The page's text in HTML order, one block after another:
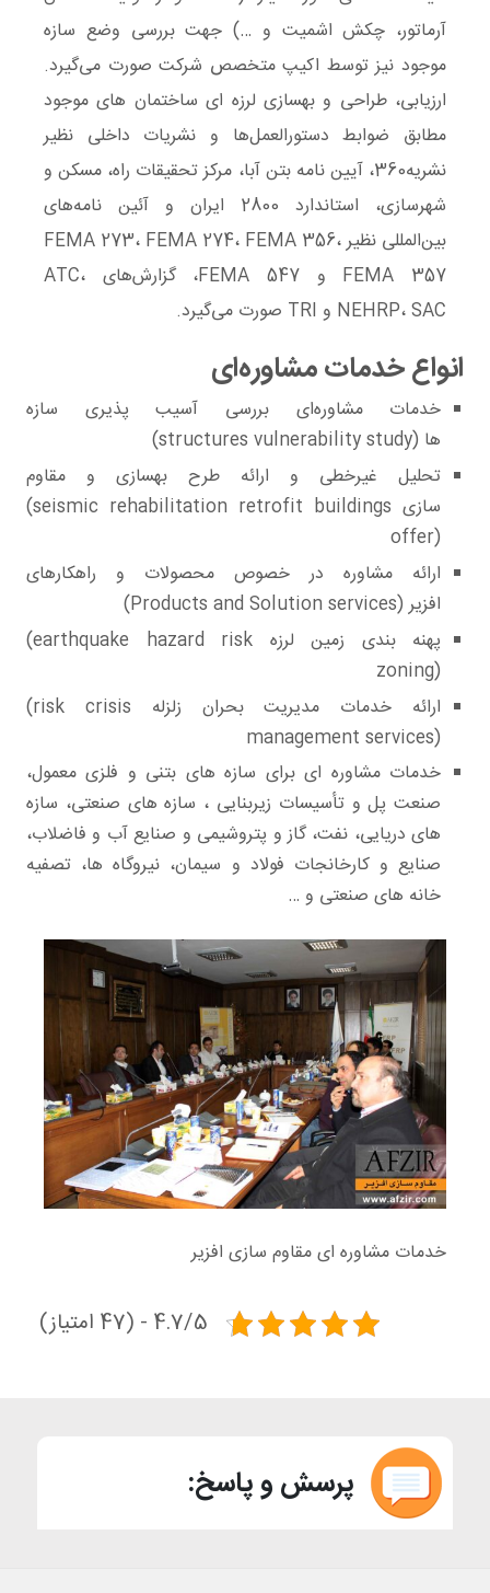
آرماتور، چکش اشمیت و …) جهت بررسی وضع سازه
موجود نیز توسط اکیپ متخصص شرکت صورت می‌گیرد.
ارزیابی، طراحی و بهسازی لرزه ای ساختمان های موجود
مطابق ضوابط دستورالعمل‌ها و نشریات داخلی نظیر
نشریه360، آیین نامه بتن آبا، مرکز تحقیقات راه، مسکن و
شهرسازی، استاندارد 2800 ایران و آئین نامه‌های
بین‌المللی نظیر FEMA 273، FEMA 274، FEMA 356،
FEMA 357 و FEMA 547، گزارش‌های ATC،
NEHRP، SAC و TRI صورت می‌گیرد.
انواع خدمات مشاوره‌ای
خدمات مشاوره‌ای ﺑﺮرﺳﯽ آﺳﯿﺐ ﭘﺬﯾﺮی ﺳﺎزه
ﻫﺎ (structures vulnerability study)
تحلیل غیرخطی و اراﺋﻪ ﻃﺮح ﺑﻬﺴﺎزی و مقاوم
سازی (seismic rehabilitation retrofit buildings
offer)
ارائه مشاوره در خصوص محصولات و راهکارهای
افزیر(Products and Solution services)
پهنه بندی زمین لرزه (earthquake hazard risk
zoning)
ارائه خدمات مدیریت بحران زلزله (risk crisis
management services)
خدمات مشاوره ای برای سازه های بتنی و فلزی معمول،
صنعت پل و تأسیسات زیربنایی ، سازه های صنعتی، سازه
های دریایی، نفت، گاز و پتروشیمی و صنایع آب و فاضلاب،
صنایع و کارخانجات فولاد و سیمان، نیروگاه ها، تصفیه
خانه های صنعتی و …
خدمات مشاوره ای مقاوم سازی افزیر
4.7/5 - (47 امتیاز)
پرسش و پاسخ: